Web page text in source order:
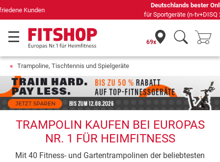
Deutschlands bester Online-Shop
für Sportgeräte (n-tv+DISQ 2016-2024)
69x
Trampoline, Tischtennis und Spielgeräte
TRAMPOLIN KAUFEN BEI EUROPAS
NR. 1 FÜR HEIMFITNESS
Mit 40 Fitness- und Gartentrampolinen der beliebtesten